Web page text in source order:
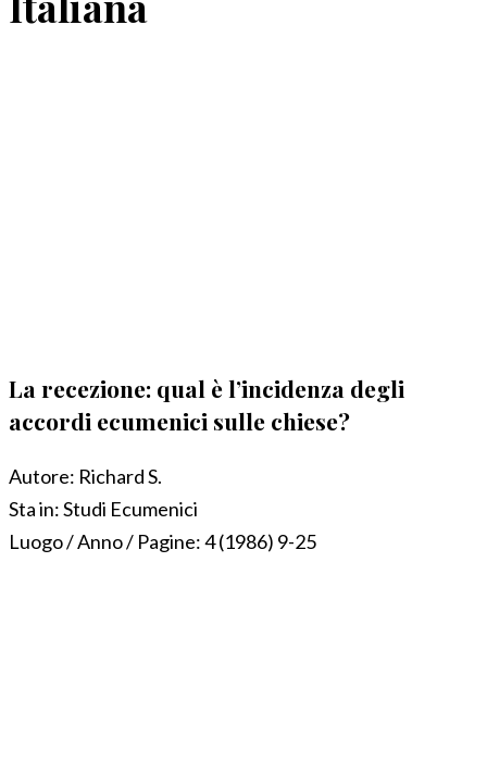
La recezione: qual è l’incidenza degli
accordi ecumenici sulle chiese?
Autore: Richard S.
Sta in:Studi Ecumenici
Luogo / Anno / Pagine:4 (1986) 9-25